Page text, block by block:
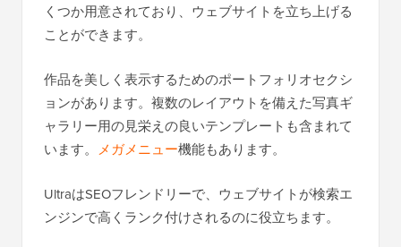
くつか用意されており、ウェブサイトを立ち上げる
ことができます。
作品を美しく表示するためのポートフォリオセクシ
ョンがあります。複数のレイアウトを備えた写真ギ
ャラリー用の見栄えの良いテンプレートも含まれて
います。 メガメニュー機能もあります。
UltraはSEOフレンドリーで、ウェブサイトが検索エ
ンジンで高くランク付けされるのに役立ちます。